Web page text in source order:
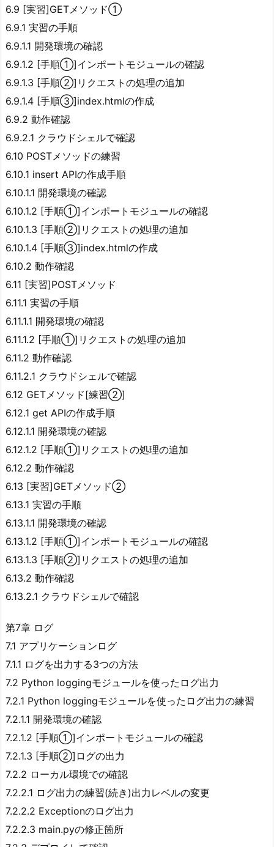
6.9 [実習]GETメソッド①
6.9.1 実習の手順
6.9.1.1 開発環境の確認
6.9.1.2 [手順①]インポートモジュールの確認
6.9.1.3 [手順②]リクエストの処理の追加
6.9.1.4 [手順③]index.htmlの作成
6.9.2 動作確認
6.9.2.1 クラウドシェルで確認
6.10 POSTメソッドの練習
6.10.1 insert APIの作成手順
6.10.1.1 開発環境の確認
6.10.1.2 [手順①]インポートモジュールの確認
6.10.1.3 [手順②]リクエストの処理の追加
6.10.1.4 [手順③]index.htmlの作成
6.10.2 動作確認
6.11 [実習]POSTメソッド
6.11.1 実習の手順
6.11.1.1 開発環境の確認
6.11.1.2 [手順①]リクエストの処理の追加
6.11.2 動作確認
6.11.2.1 クラウドシェルで確認
6.12 GETメソッド[練習②]
6.12.1 get APIの作成手順
6.12.1.1 開発環境の確認
6.12.1.2 [手順①]リクエストの処理の追加
6.12.2 動作確認
6.13 [実習]GETメソッド②
6.13.1 実習の手順
6.13.1.1 開発環境の確認
6.13.1.2 [手順①]インポートモジュールの確認
6.13.1.3 [手順②]リクエストの処理の追加
6.13.2 動作確認
6.13.2.1 クラウドシェルで確認
第7章 ログ
7.1 アプリケーションログ
7.1.1 ログを出力する3つの方法
7.2 Python loggingモジュールを使ったログ出力
7.2.1 Python loggingモジュールを使ったログ出力の練習
7.2.1.1 開発環境の確認
7.2.1.2 [手順①]インポートモジュールの確認
7.2.1.3 [手順②]ログの出力
7.2.2 ローカル環境での確認
7.2.2.1 ログ出力の練習(続き)出力レベルの変更
7.2.2.2 Exceptionのログ出力
7.2.2.3 main.pyの修正箇所